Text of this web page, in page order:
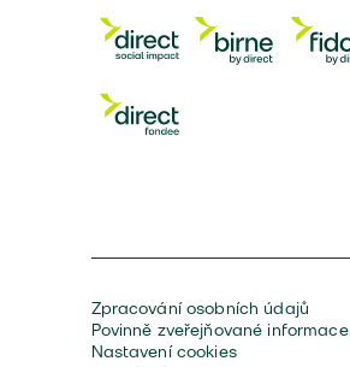
Zpracování osobních údajů
Povinně zveřejňované informace
Nastavení cookies